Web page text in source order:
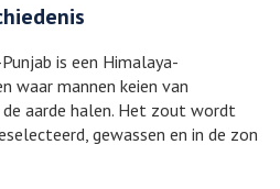
is een Himalaya-
waar mannen keien van
aarde halen. Het zout wordt
gewassen en in de zon